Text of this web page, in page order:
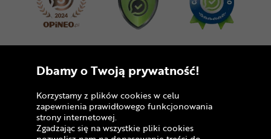
Dołącz do nas
Dbamy o Twoją prywatność!
Korzystamy z plików cookies w celu
zapewnienia prawidłowego funkcjonowania
strony internetowej.
Zgadzając się na wszystkie pliki cookies